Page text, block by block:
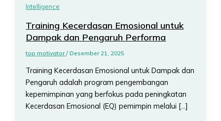
Intelligence
Training Kecerdasan Emosional untuk
Dampak dan Pengaruh Performa
top motivator/Desember 21, 2025
Training Kecerdasan Emosional untuk Dampak dan
Pengaruh adalah program pengembangan
kepemimpinan yang berfokus pada peningkatan
Kecerdasan Emosional (EQ) pemimpin melalui […]